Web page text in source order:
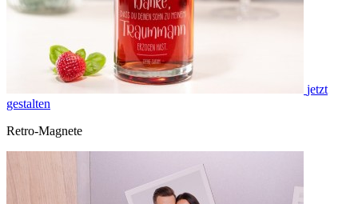
jetzt
gestalten
Retro-Magnete